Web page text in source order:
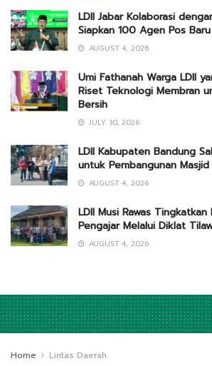
LDII Jabar Kolaborasi
Siapkan 100 Agen Pos Baru
AUGUST 4, 2026
Umi Fathanah Warga LDII
Riset Teknologi Membran
Bersih
JULY 30, 2026
LDII Kabupaten Bandung
untuk Pembangunan
AUGUST 4, 2026
LDII Musi Rawas
Pengajar Melalui Diklat
AUGUST 4, 2026
Home Lintas Daerah